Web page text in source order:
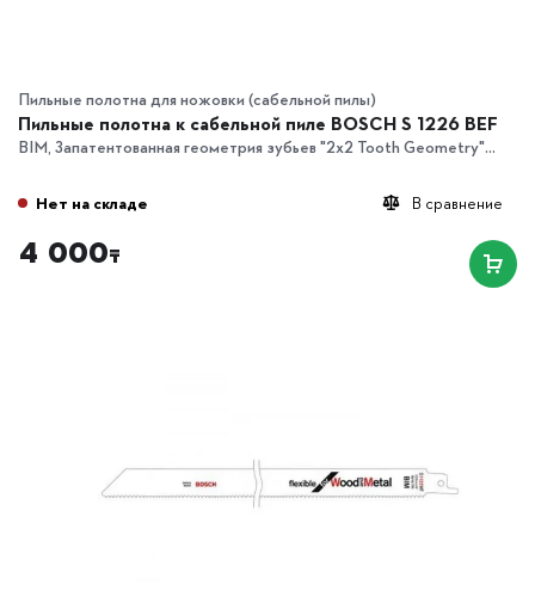
Пильные полотна для ножовки (сабельной пилы)
Пильные полотна к сабельной пиле BOSCH S 1226 BEF
BIM, Запатентованная геометрия зубьев "2х2 Tooth Geometry"...
В сравнение
Нет на складе
4 000₸